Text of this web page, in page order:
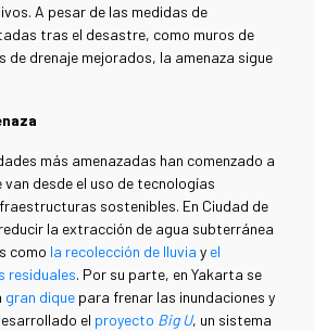
A pesar de las medidas de
tras el desastre, como muros de
de drenaje mejorados, la amenaza sigue
más amenazadas han comenzado a
desde el uso de tecnologías
sostenibles. En Ciudad de
la extracción de agua subterránea
como la recolección de lluvia y el
residuales. Por su parte, en Yakarta se
gran dique para frenar las inundaciones y
el proyecto Big U, un sistema